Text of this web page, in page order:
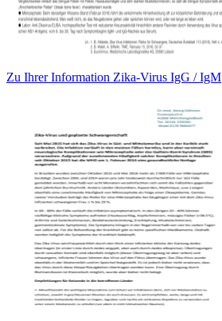
Zu Ihrer Information Zika-Virus IgG / IgM